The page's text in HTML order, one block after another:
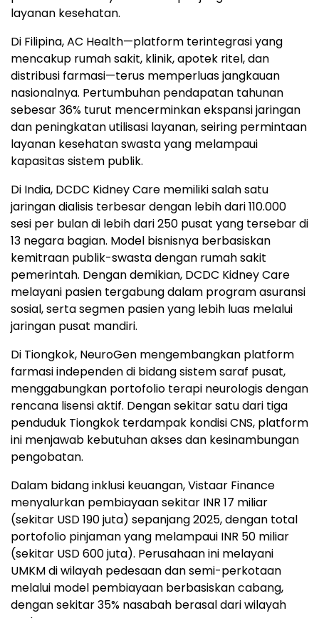
layanan kesehatan.
Di Filipina, AC Health—platform terintegrasi yang
mencakup rumah sakit, klinik, apotek ritel, dan
distribusi farmasi—terus memperluas jangkauan
nasionalnya. Pertumbuhan pendapatan tahunan
sebesar 36% turut mencerminkan ekspansi jaringan
dan peningkatan utilisasi layanan, seiring permintaan
layanan kesehatan swasta yang melampaui
kapasitas sistem publik.
Di India, DCDC Kidney Care memiliki salah satu
jaringan dialisis terbesar dengan lebih dari 110.000
sesi per bulan di lebih dari 250 pusat yang tersebar di
13 negara bagian. Model bisnisnya berbasiskan
kemitraan publik-swasta dengan rumah sakit
pemerintah. Dengan demikian, DCDC Kidney Care
melayani pasien tergabung dalam program asuransi
sosial, serta segmen pasien yang lebih luas melalui
jaringan pusat mandiri.
Di Tiongkok, NeuroGen mengembangkan platform
farmasi independen di bidang sistem saraf pusat,
menggabungkan portofolio terapi neurologis dengan
rencana lisensi aktif. Dengan sekitar satu dari tiga
penduduk Tiongkok terdampak kondisi CNS, platform
ini menjawab kebutuhan akses dan kesinambungan
pengobatan.
Dalam bidang inklusi keuangan, Vistaar Finance
menyalurkan pembiayaan sekitar INR 17 miliar
(sekitar USD 190 juta) sepanjang 2025, dengan total
portofolio pinjaman yang melampaui INR 50 miliar
(sekitar USD 600 juta). Perusahaan ini melayani
UMKM di wilayah pedesaan dan semi-perkotaan
melalui model pembiayaan berbasiskan cabang,
dengan sekitar 35% nasabah berasal dari wilayah